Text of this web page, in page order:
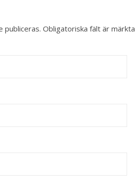
publiceras. Obligatoriska fält är märkta